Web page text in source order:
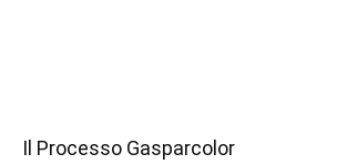
Il Processo Gasparcolor